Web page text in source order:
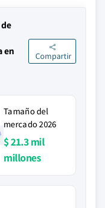
en Compartir
Tamaño del
mercado 2026
$ 21.3 mil
millones